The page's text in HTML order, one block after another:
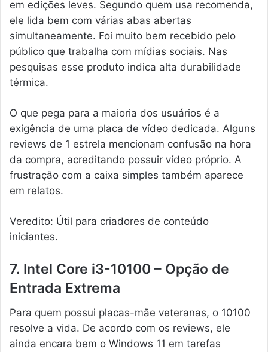
em edições leves. Segundo quem usa recomenda,
ele lida bem com várias abas abertas
simultaneamente. Foi muito bem recebido pelo
público que trabalha com mídias sociais. Nas
pesquisas esse produto indica alta durabilidade
térmica.
O que pega para a maioria dos usuários é a
exigência de uma placa de vídeo dedicada. Alguns
reviews de 1 estrela mencionam confusão na hora
da compra, acreditando possuir vídeo próprio. A
frustração com a caixa simples também aparece
em relatos.
Veredito: Útil para criadores de conteúdo
iniciantes.
7. Intel Core i3-10100 – Opção de
Entrada Extrema
Para quem possui placas-mãe veteranas, o 10100
resolve a vida. De acordo com os reviews, ele
ainda encara bem o Windows 11 em tarefas